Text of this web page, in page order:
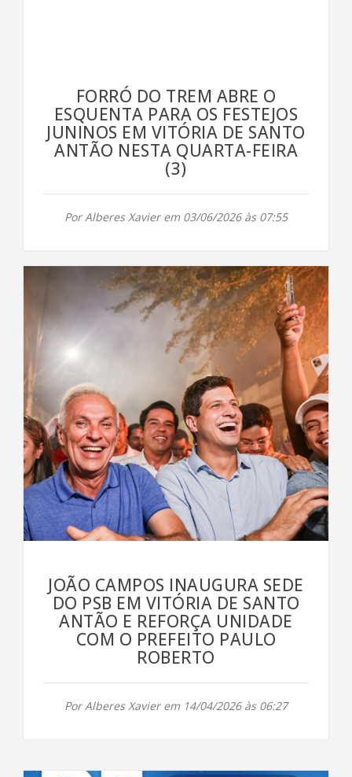
FORRÓ DO TREM ABRE O
ESQUENTA PARA OS FESTEJOS
JUNINOS EM VITÓRIA DE SANTO
ANTÃO NESTA QUARTA-FEIRA
(3)
Por Alberes Xavier em 03/06/2026 às 07:55
JOÃO CAMPOS INAUGURA SEDE
DO PSB EM VITÓRIA DE SANTO
ANTÃO E REFORÇA UNIDADE
COM O PREFEITO PAULO
ROBERTO
Por Alberes Xavier em 14/04/2026 às 06:27